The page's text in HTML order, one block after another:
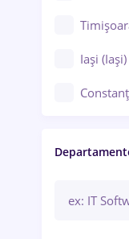
Iași (Iași)
Brașov
Bacău